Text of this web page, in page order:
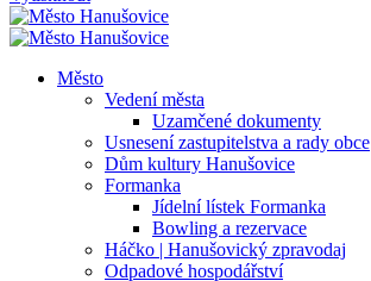
Město
Vedení města
Uzamčené dokumenty
Usnesení zastupitelstva a rady obce
Dům kultury Hanušovice
Formanka
Jídelní lístek Formanka
Bowling a rezervace
Háčko | Hanušovický zpravodaj
Odpadové hospodářství